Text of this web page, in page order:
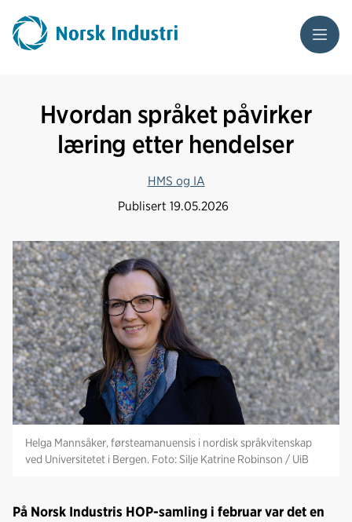
Meny
Hvordan språket påvirker
læring etter hendelser
HMS og IA
Publisert 19.05.2026
Helga Mannsåker, førsteamanuensis i nordisk språkvitenskap
ved Universitetet i Bergen. Foto: Silje Katrine Robinson / UiB
På Norsk Industris HOP-samling i februar var det en